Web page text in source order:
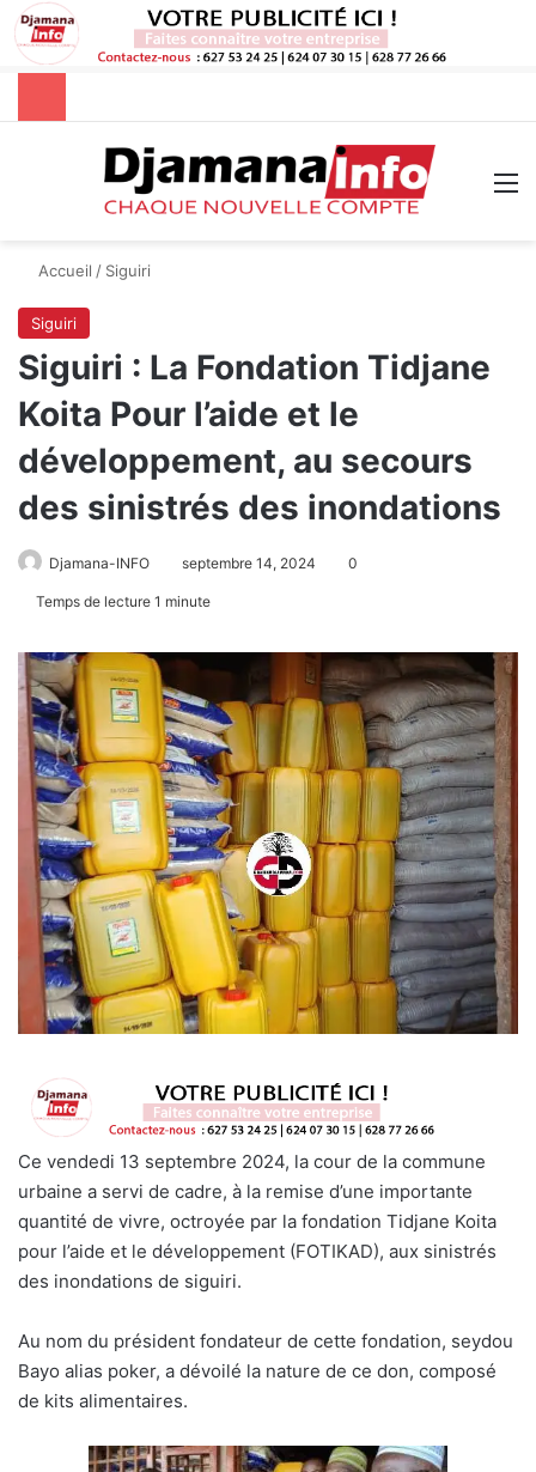
Rechercher
Accueil / Siguiri
Siguiri
Siguiri : La Fondation Tidjane
Koita Pour l’aide et le
développement, au secours
des sinistrés des inondations
Djamana-INFO septembre 14, 2024 0
Temps de lecture 1 minute
Ce vendedi 13 septembre 2024, la cour de la commune
urbaine a servi de cadre, à la remise d’une importante
quantité de vivre, octroyée par la fondation Tidjane Koita
pour l’aide et le développement (FOTIKAD), aux sinistrés
des inondations de siguiri.
Au nom du président fondateur de cette fondation, seydou
Bayo alias poker, a dévoilé la nature de ce don, composé
de kits alimentaires.